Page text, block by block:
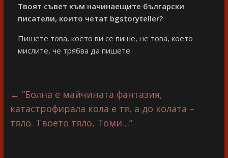
Твоят съвет към начинаещите български
писатели, които четат bgstoryteller?
Пишете това, което ви се пише, не това, което
мислите, че трябва да пишете.
← “Болна е майчината фантазия,
катастрофирала кола е тя, а до колата –
тяло. Твоето тяло, Томи…”